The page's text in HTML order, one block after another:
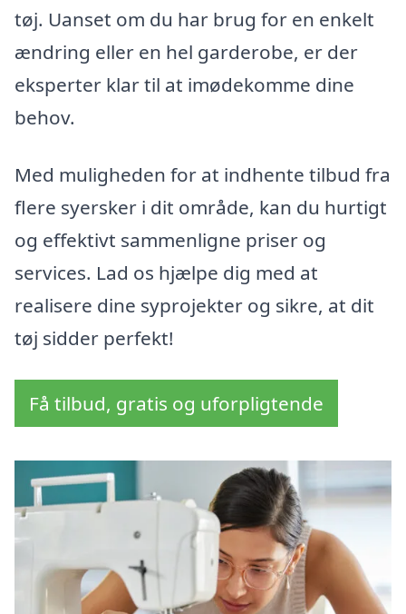
tøj. Uanset om du har brug for en enkelt
ændring eller en hel garderobe, er der
eksperter klar til at imødekomme dine
behov.
Med muligheden for at indhente tilbud fra
flere syersker i dit område, kan du hurtigt
og effektivt sammenligne priser og
services. Lad os hjælpe dig med at
realisere dine syprojekter og sikre, at dit
tøj sidder perfekt!
Få tilbud, gratis og uforpligtende